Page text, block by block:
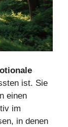
ist. Sie
einen
im
in denen